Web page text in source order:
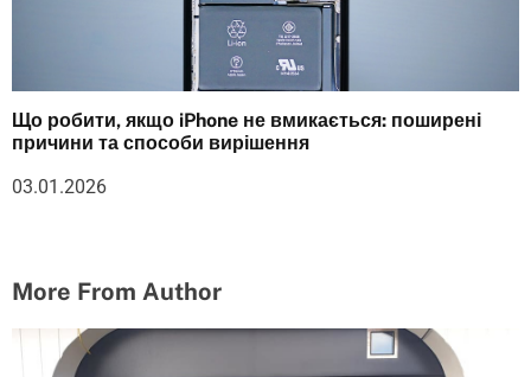
Що робити, якщо iPhone не вмикається: поширені
причини та способи вирішення
03.01.2026
More From Author